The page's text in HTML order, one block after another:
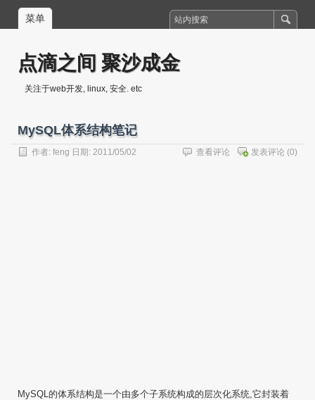
菜单
点滴之间 聚沙成金
关注于web开发, linux, 安全. etc
MySQL体系结构笔记
作者: feng 日期: 2011/05/02 发表评论 (0)
查看评论
MySQL的体系结构是一个由多个子系统构成的层次化系统,它封装着